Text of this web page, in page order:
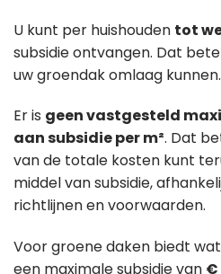
U kunt per huishouden tot
subsidie ontvangen. Dat
uw groendak omlaag kunnen.
Er is geen vastgesteld
aan subsidie per m². Dat
van de totale kosten kunt
middel van subsidie,
richtlijnen en voorwaarden.
Voor groene daken biedt
een maximale subsidie van €